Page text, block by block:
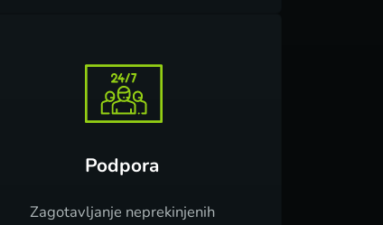
Podpora
Zagotavljanje neprekinjenih